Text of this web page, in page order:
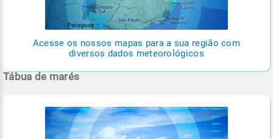
Acesse os nossos mapas para a sua região com
diversos dados meteorológicos
Tábua de marés